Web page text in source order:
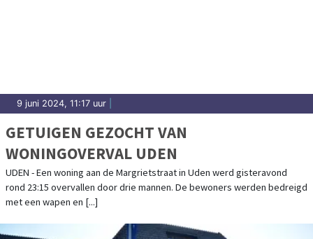
9 juni 2024, 11:17 uur
GETUIGEN GEZOCHT VAN
WONINGOVERVAL UDEN
UDEN - Een woning aan de Margrietstraat in Uden werd gisteravond
rond 23:15 overvallen door drie mannen. De bewoners werden bedreigd
met een wapen en [...]